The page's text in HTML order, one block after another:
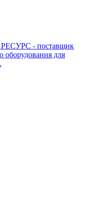
- поставщик
оборудования для